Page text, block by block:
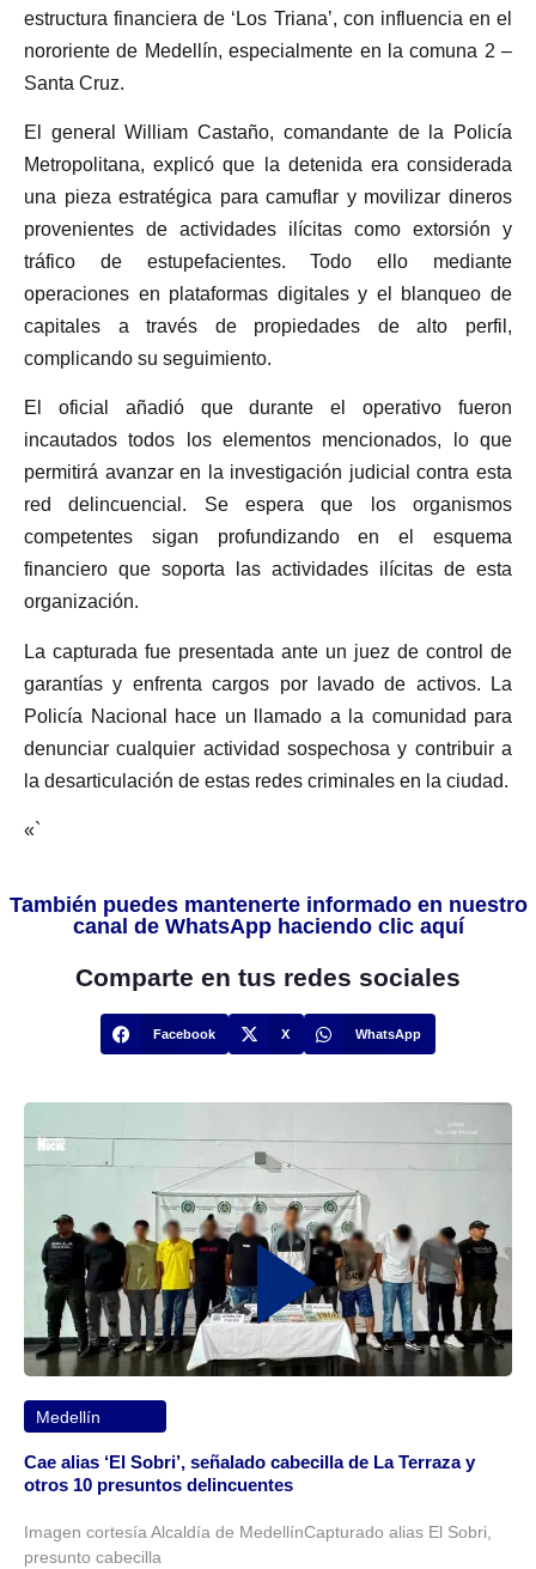
estructura financiera de ‘Los Triana’, con influencia en el
nororiente de Medellín, especialmente en la comuna 2 –
Santa Cruz.
El general William Castaño, comandante de la Policía
Metropolitana, explicó que la detenida era considerada
una pieza estratégica para camuflar y movilizar dineros
provenientes de actividades ilícitas como extorsión y
tráfico de estupefacientes. Todo ello mediante
operaciones en plataformas digitales y el blanqueo de
capitales a través de propiedades de alto perfil,
complicando su seguimiento.
El oficial añadió que durante el operativo fueron
incautados todos los elementos mencionados, lo que
permitirá avanzar en la investigación judicial contra esta
red delincuencial. Se espera que los organismos
competentes sigan profundizando en el esquema
financiero que soporta las actividades ilícitas de esta
organización.
La capturada fue presentada ante un juez de control de
garantías y enfrenta cargos por lavado de activos. La
Policía Nacional hace un llamado a la comunidad para
denunciar cualquier actividad sospechosa y contribuir a
la desarticulación de estas redes criminales en la ciudad.
«`
También puedes mantenerte informado en nuestro
canal de WhatsApp haciendo clic aquí
Comparte en tus redes sociales
Facebook X WhatsApp
Medellín
Cae alias ‘El Sobri’, señalado cabecilla de La Terraza y
otros 10 presuntos delincuentes
Imagen cortesía Alcaldía de MedellínCapturado alias El Sobri,
presunto cabecilla